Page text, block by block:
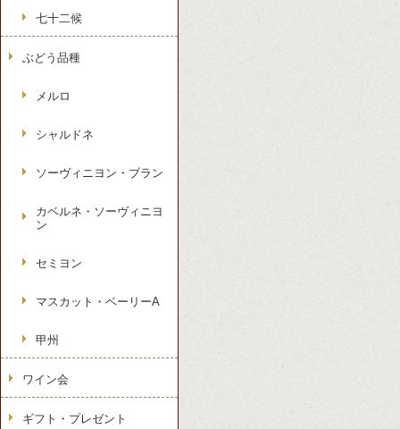
七十二候
ぶどう品種
メルロ
シャルドネ
ソーヴィニヨン・ブラン
カベルネ・ソーヴィニヨ
ン
セミヨン
マスカット・ベーリーA
甲州
ワイン会
ギフト・プレゼント